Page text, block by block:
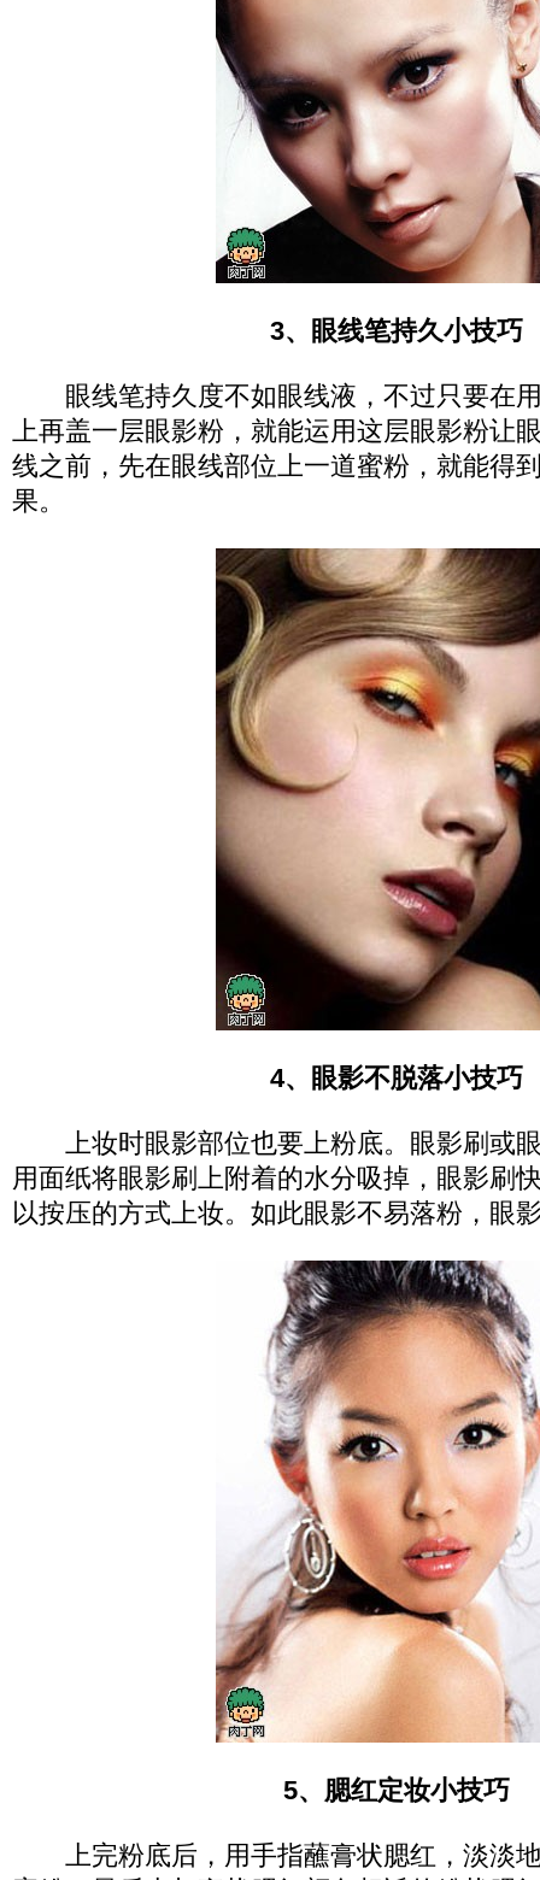
3、眼线笔持久小技巧
眼线笔持久度不如眼线液，不过只要在
上再盖一层眼影粉，就能运用这层眼影粉让
线之前，先在眼线部位上一道蜜粉，就能得
果。
4、眼影不脱落小技巧
上妆时眼影部位也要上粉底。眼影刷或
用面纸将眼影刷上附着的水分吸掉，眼影刷
以按压的方式上妆。如此眼影不易落粉，眼
5、腮红定妆小技巧
上完粉底后，用手指蘸膏状腮红，淡淡